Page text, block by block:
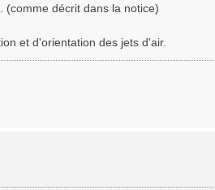
(comme décrit dans la notice)
et d'orientation des jets d'air.